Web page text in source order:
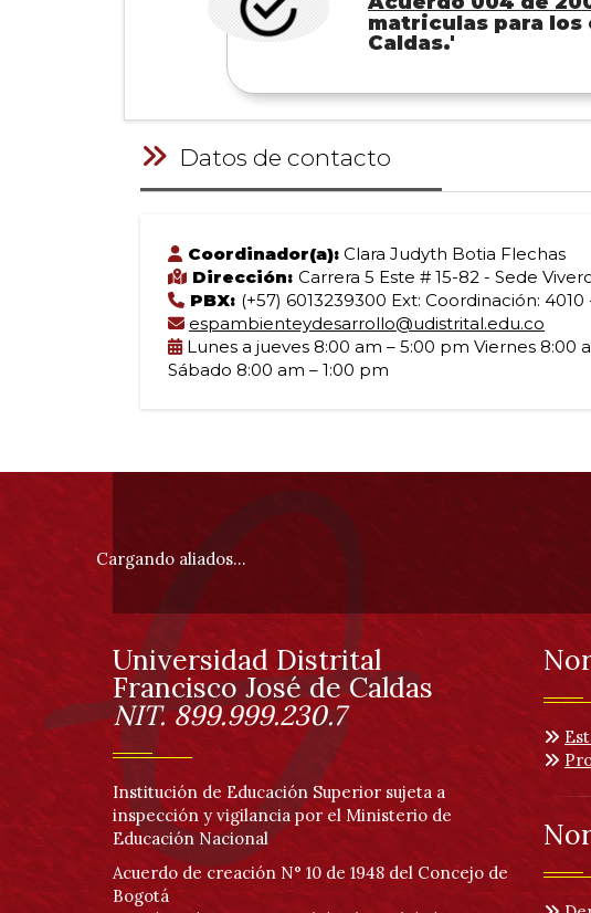
matriculas para
Caldas.'
Datos de contacto
Coordinador(a): Clara Judyth Botia Flechas
Dirección: Carrera 5 Este # 15-82 - Sede
PBX: (+57) 6013239300 Ext: Coordinación: 4010
espambienteydesarrollo@udistrital.edu.co
Lunes a jueves 8:00 am – 5:00 pm Viernes 8:00
Sábado 8:00 am – 1:00 pm
Información
pie
de
página
Cargando aliados...
Información
Universidad Distrital
Francisco José de Caldas
NIT. 899.999.230.7
Institución de Educación Superior sujeta a
inspección y vigilancia por el Ministerio de
Educación Nacional
Acuerdo de creación N° 10 de 1948 del Concejo de
Bogotá